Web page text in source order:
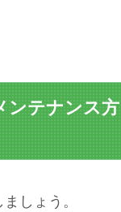
ンテナンス方
しょう。